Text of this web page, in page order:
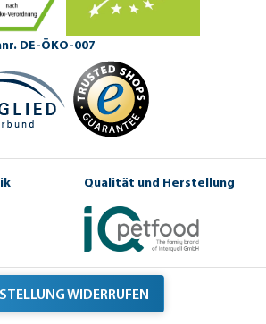
DE-ÖKO-007
Qualität und Herstellung
WIDERRUFEN